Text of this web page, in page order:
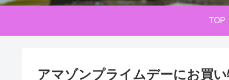
TOP
アマゾンプライムデーにお買